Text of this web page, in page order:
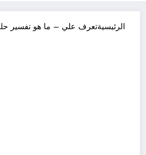
الرئيسيةتعرف علي – ما هو تفسير